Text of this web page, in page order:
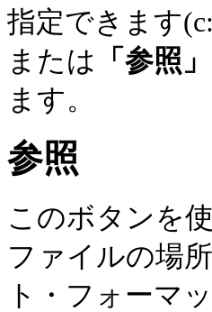
指定できます
または
「参照」
ます。
参照
このボタンを
ファイルの場
ト・フォーマ